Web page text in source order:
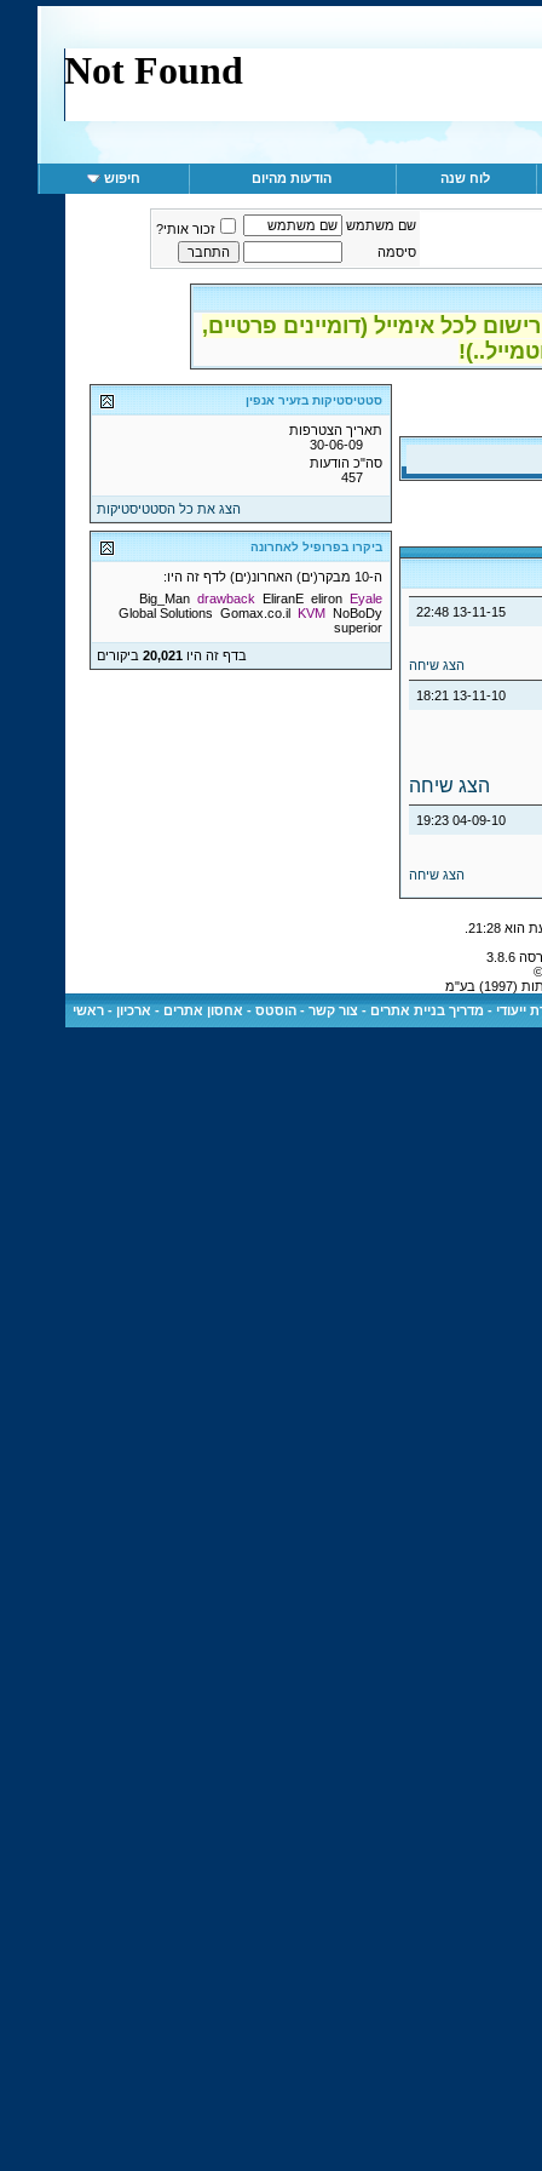
לוח שנה הודעות מהיום חיפוש
שם משתמש
זכור אותי?
סיסמה
לכל אימייל (דומיינים פרטיים,
13-11-15
22:48
הצג שיחה
13-11-10
18:21
הצג שיחה
04-09-10
19:23
הצג שיחה
סטטיסטיקות בזעיר אנפין
תאריך הצטרפות
30-06-09
סה"כ הודעות
457
הצג את כל הסטטיסטיקות
ביקרו בפרופיל לאחרונה
ה-10 מבקר(ים) האחרונ(ים) לדף זה היו:
Big_Man drawback EliranE eliron Eyale
Global Solutions Gomax.co.il KVM NoBoDy
superior
בדף זה היו20,021 ביקורים
21:28
בע"מ
ייעודי -מדריך בניית אתרים -צור קשר -הוסטס - אחסון אתרים - ארכיון -ראשי